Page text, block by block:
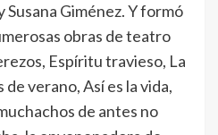
Giménez. Y formó
obras de teatro
Espíritu travieso, La
verano, Así es la vida,
de antes no